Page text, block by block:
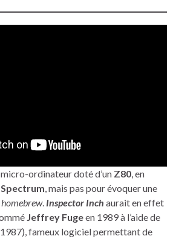
ordinateur doté d’un Z80, en
, mais pas pour évoquer une
homebrew. Inspector Inch aurait en effet
Jeffrey Fugeen 1989 à l’aide de
fameux logiciel permettant de